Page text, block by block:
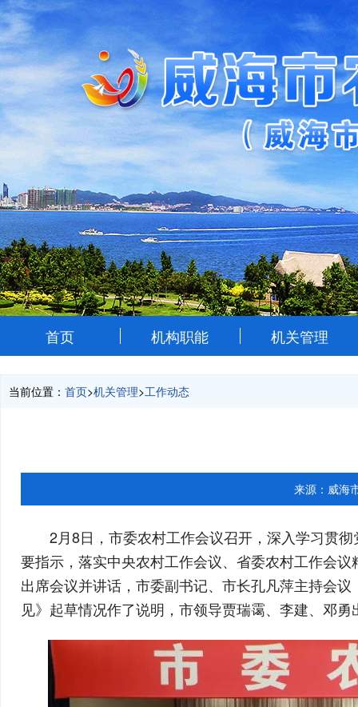
首页 机构职能 机关管理
当前位置： 首页>机关管理>工作动态
来源： 威海
2月8日，市委农村工作会议召开，深入学习贯
要指示，落实中央农村工作会议、省委农村工作会
出席会议并讲话，市委副书记、市长孔凡萍主持会
见》起草情况作了说明，市领导贾瑞霭、李建、邓勇